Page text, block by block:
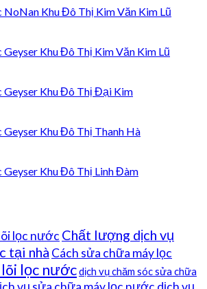
Khu Đô Thị Kim Văn Kim Lũ
Khu Đô Thị Kim Văn Kim Lũ
Geyser Khu Đô Thị Đại Kim
Khu Đô Thị Thanh Hà
Khu Đô Thị Linh Đàm
lọc nước Chất lượng dịch vụ
tại nhà Cách sửa chữa máy lọc
lọc nướcdịch vụ chăm sóc sửa chữa